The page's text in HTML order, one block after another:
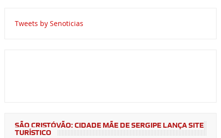
Tweets by Senoticias
SÃO CRISTÓVÃO: CIDADE MÃE DE SERGIPE LANÇA SITE
TURÍSTICO